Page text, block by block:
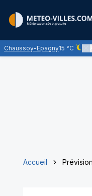
Chaussoy-Epagny15 °C
Ciel
Accueil